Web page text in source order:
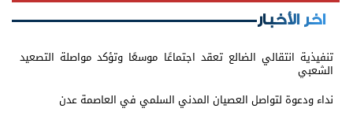
اخر الأخبار
تنفيذية انتقالي الضالع تعقد اجتماعًا موسعًا وتؤكد مواصلة التصعيد
الشعبي
نداء ودعوة لتواصل العصيان المدني السلمي في العاصمة عدن